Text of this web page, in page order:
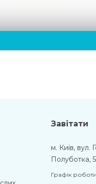
Завітати
м. Київ, вул.
Полуботка,
Графік